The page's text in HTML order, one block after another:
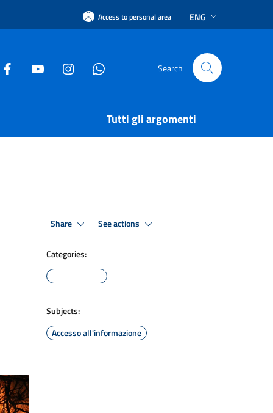
Access to personal area ENG
Search
Tutti gli argomenti
Share See actions
Categories:
Subjects:
Accesso all'informazione